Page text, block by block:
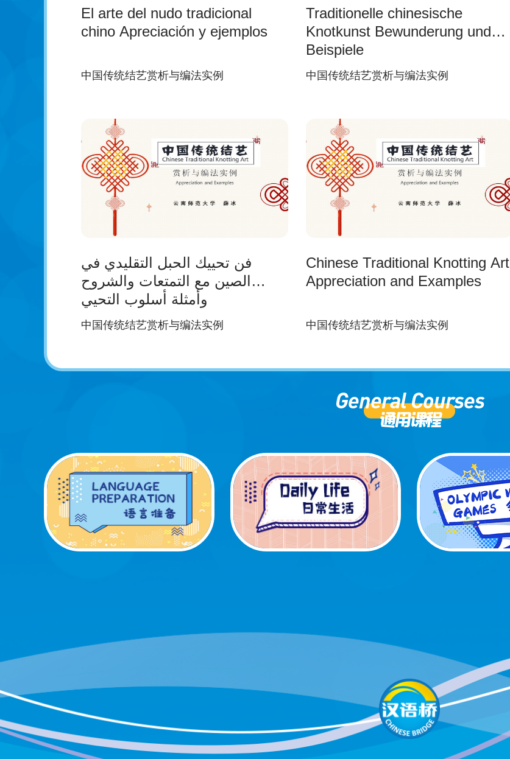
El arte del nudo tradicional
chino Apreciación y ejemplos
中国传统结艺赏析与编法实例
Traditionelle chinesische
Knotkunst Bewunderung und
Beispiele
中国传统结艺赏析与编法实例
فن تحييك الحبل التقليدي في
الصين مع التمتعات والشروح
وأمثلة أسلوب التحيي
中国传统结艺赏析与编法实例
Chinese Traditional Knotting Art
Appreciation and Examples
中国传统结艺赏析与编法实例
General Courses
通用课程